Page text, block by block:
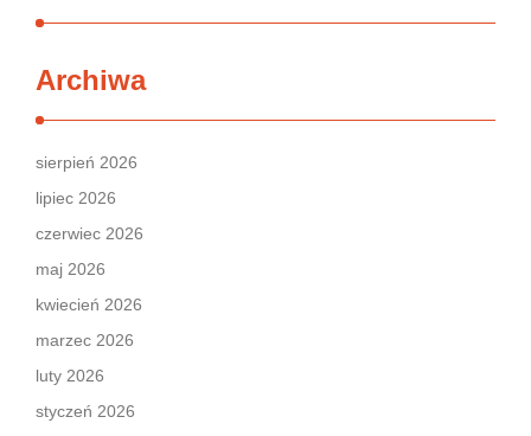
Archiwa
sierpień 2026
lipiec 2026
czerwiec 2026
maj 2026
kwiecień 2026
marzec 2026
luty 2026
styczeń 2026